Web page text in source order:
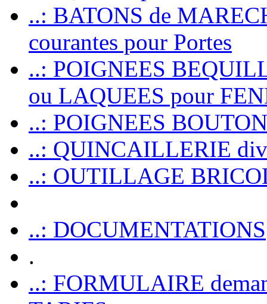
..: BATONS de
courantes pour Portes
..: POIGNEES
ou LAQUEES pour
..: POIGNEES
..: QUINCAILLERIE
..: OUTILLAGE
..: DOCUMENTATIONS
.
..: FORMULAIRE